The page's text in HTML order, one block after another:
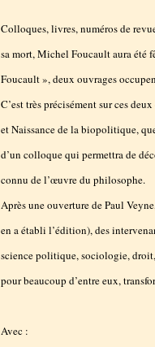
Colloques, livres, numéros de
sa mort, Michel Foucault aura été
Foucault », deux ouvrages
C’est très précisément sur ces
et Naissance de la biopolitique,
d’un colloque qui permettra de
connu de l’œuvre du philosophe.
Après une ouverture de Paul
en a établi l’édition), des
science politique, sociologie,
pour beaucoup d’entre eux,
Avec :